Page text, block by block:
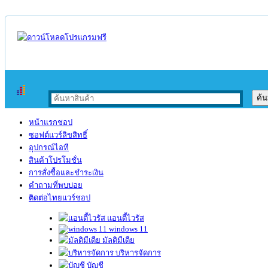
หน้าแรกชอป
ซอฟต์แวร์ลิขสิทธิ์
อุปกรณ์ไอที
สินค้าโปรโมชั่น
การสั่งซื้อและชำระเงิน
คำถามที่พบบ่อย
ติดต่อไทยแวร์ชอป
แอนตี้ไวรัส
windows 11
มัลติมีเดีย
บริหารจัดการ
บัญชี